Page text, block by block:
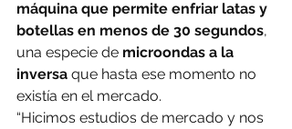
máquina que permite enfriar latas y
botellas en menos de 30 segundos,
una especie de microondas a la
inversa que hasta ese momento no
existía en el mercado.
“Hicimos estudios de mercado y nos